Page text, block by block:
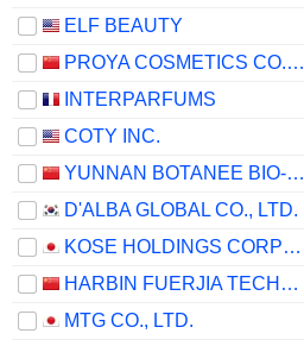
ELF BEAUTY
PROYA COSMETICS CO.,LTD.
INTERPARFUMS
COTY INC.
YUNNAN BOTANEE BIO-TECHNOLOGY GROUP CO.LTD
D'ALBA GLOBAL CO., LTD.
KOSE HOLDINGS CORPORATION
HARBIN FUERJIA TECHNOLOGY CO., LTD.
MTG CO., LTD.